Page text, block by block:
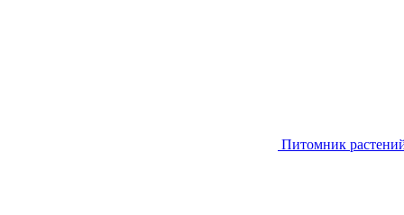
Питомник